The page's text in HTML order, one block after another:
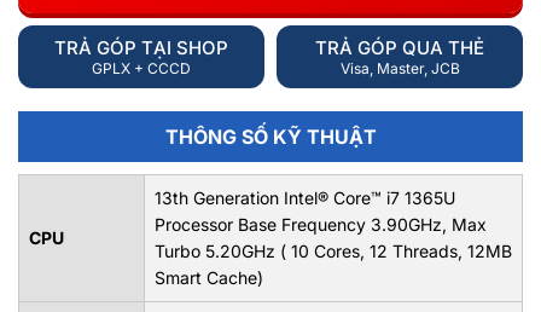
TRẢ GÓP TẠI SHOP
GPLX + CCCD
TRẢ GÓP QUA THẺ
Visa, Master, JCB
THÔNG SỐ KỸ THUẬT
CPU
13th Generation Intel® Core™ i7 1365U
Processor Base Frequency 3.90GHz, Max
Turbo 5.20GHz ( 10 Cores, 12 Threads, 12MB
Smart Cache)